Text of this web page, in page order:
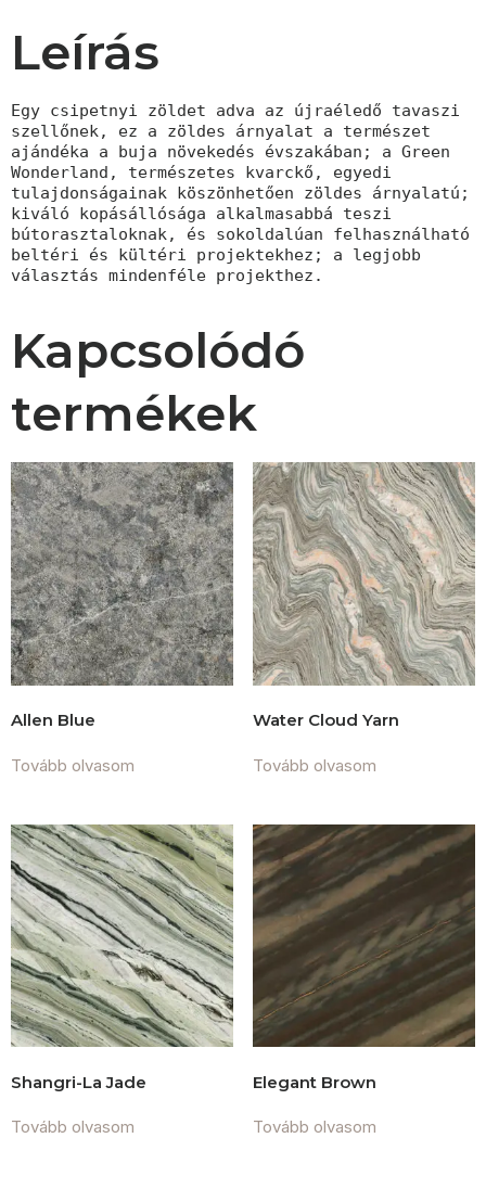
Leírás
Egy csipetnyi zöldet adva az újraéledő tavaszi
szellőnek, ez a zöldes árnyalat a természet
ajándéka a buja növekedés évszakában; a Green
Wonderland, természetes kvarckő, egyedi
tulajdonságainak köszönhetően zöldes árnyalatú;
kiváló kopásállósága alkalmasabbá teszi
bútorasztaloknak, és sokoldalúan felhasználható
beltéri és kültéri projektekhez; a legjobb
választás mindenféle projekthez.
Kapcsolódó
termékek
Allen Blue
Tovább olvasom
Water Cloud Yarn
Tovább olvasom
Shangri-La Jade
Tovább olvasom
Elegant Brown
Tovább olvasom